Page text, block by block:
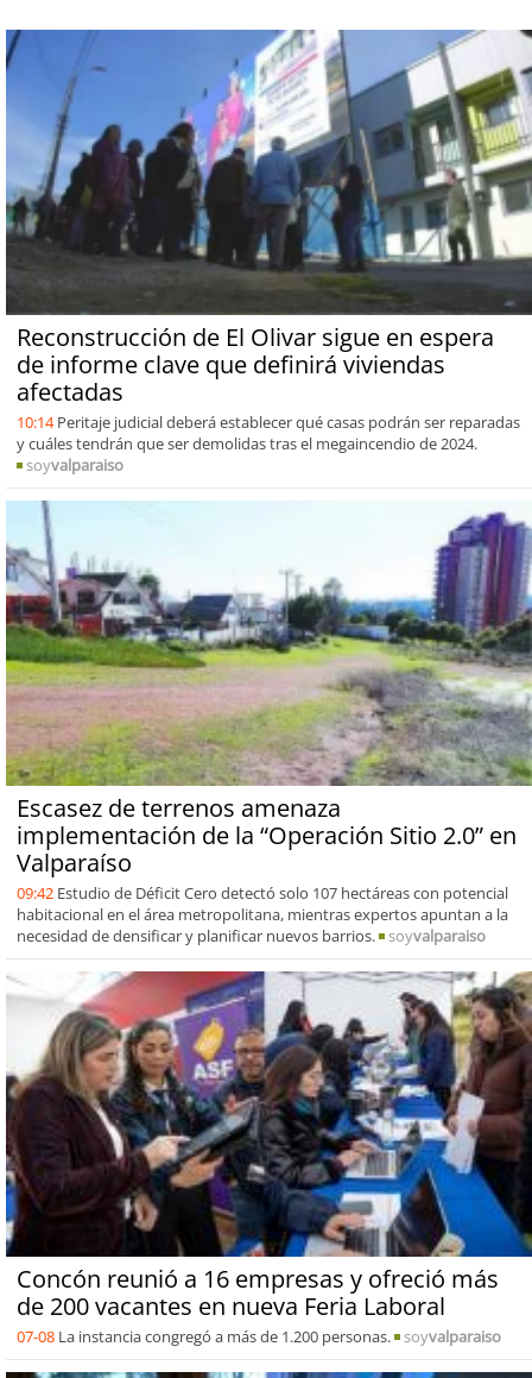
Reconstrucción de El Olivar sigue en espera
de informe clave que definirá viviendas
afectadas
10:14 Peritaje judicial deberá establecer qué casas podrán ser reparadas
y cuáles tendrán que ser demolidas tras el megaincendio de 2024.
soyvalparaiso
Escasez de terrenos amenaza
implementación de la “Operación Sitio 2.0” en
Valparaíso
09:42 Estudio de Déficit Cero detectó solo 107 hectáreas con potencial
habitacional en el área metropolitana, mientras expertos apuntan a la
necesidad de densificar y planificar nuevos barrios.
soyvalparaiso
Concón reunió a 16 empresas y ofreció más
de 200 vacantes en nueva Feria Laboral
07-08 La instancia congregó a más de 1.200 personas. soyvalparaiso